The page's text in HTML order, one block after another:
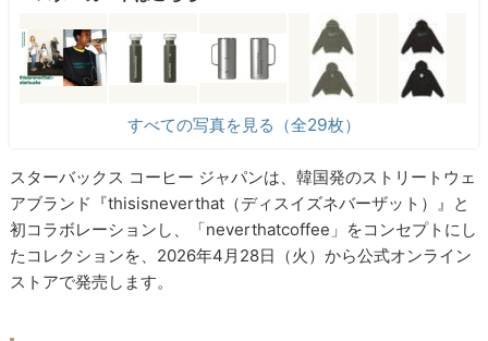
すべての写真を見る（全29枚）
スターバックス コーヒー ジャパンは、韓国発のストリートウェ
アブランド『thisisneverthat（ディスイズネバーザット）』と
初コラボレーションし、「neverthatcoffee」をコンセプトにし
たコレクションを、2026年4月28日（火）から公式オンライン
ストアで発売します。